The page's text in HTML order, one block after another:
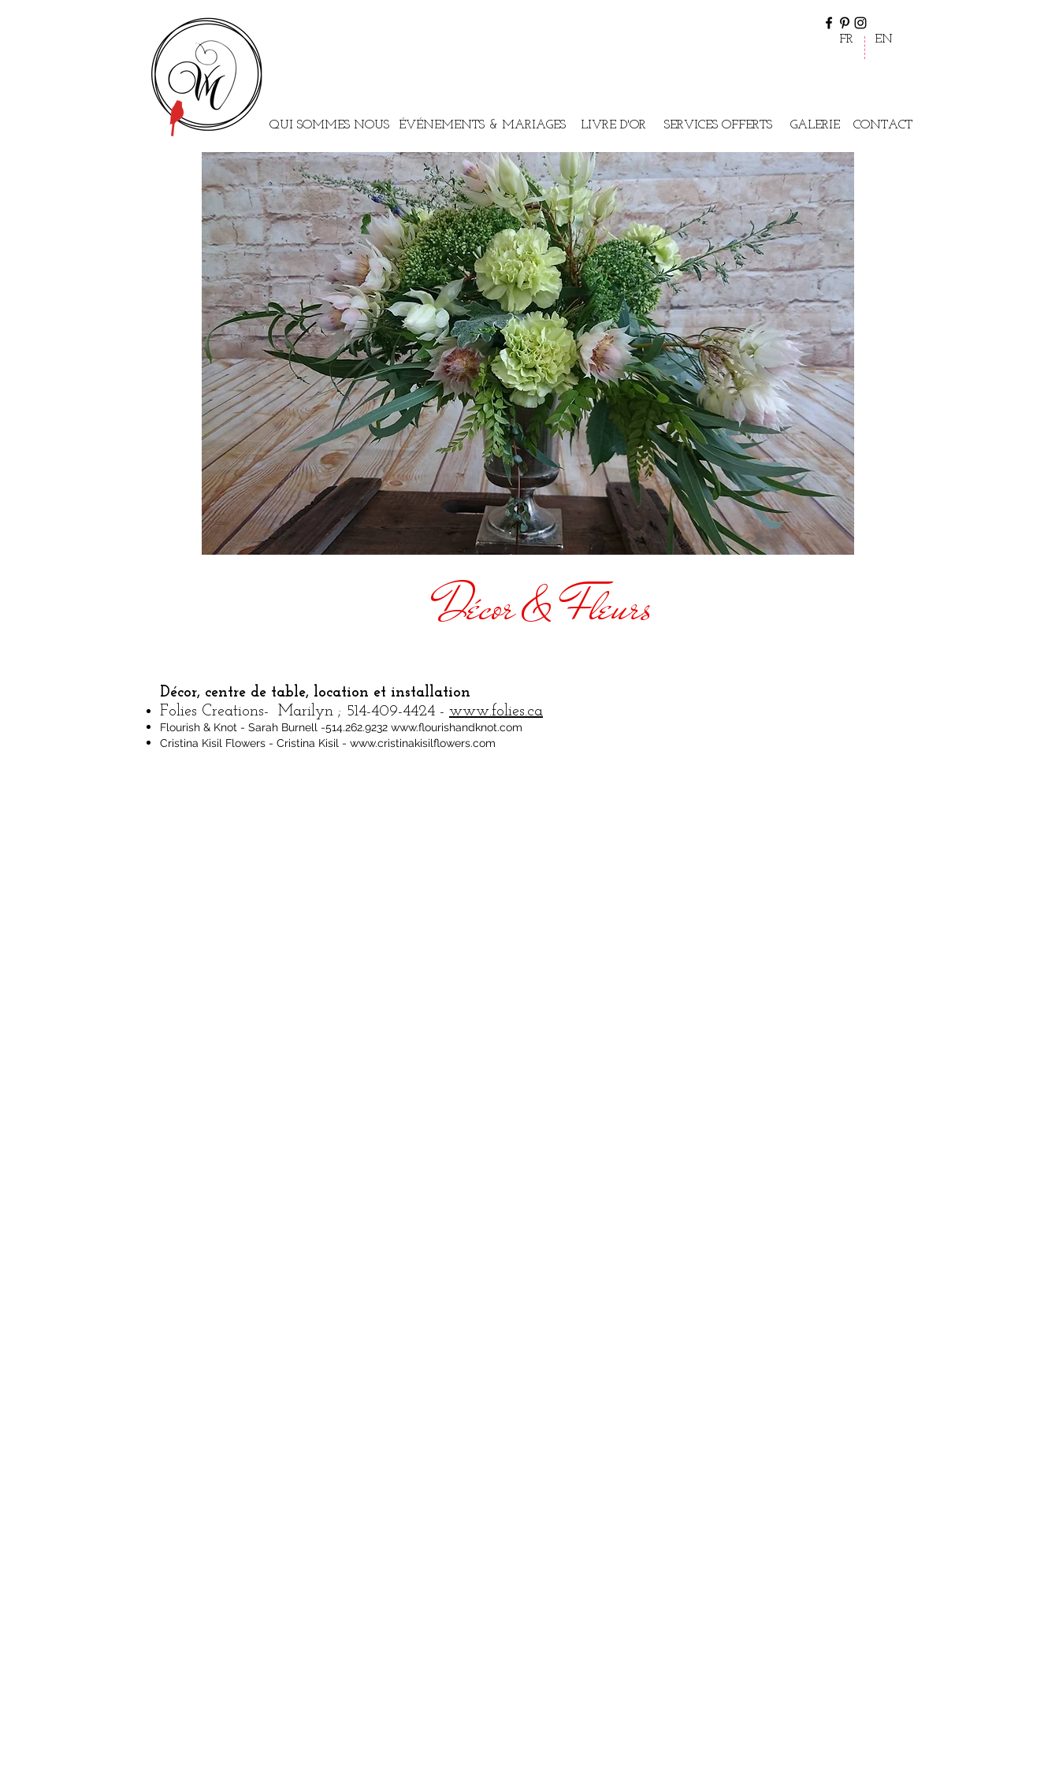
FR EN
QUI SOMMES NOUS ÉVÉNEMENTS & MARIAGES LIVRE D'OR SERVICES OFFERTS GALERIE CONTACT
Décor & Fleurs
Décor, centre de table, location et installation
Folies Creations- Marilyn ; 514-409-4424 - www.folies.ca
Flourish & Knot - Sarah Burnell -514.262.9232 www.flourishandknot.com
Cristina Kisil Flowers - Cristina Kisil - www.cristinakisilflowers.com